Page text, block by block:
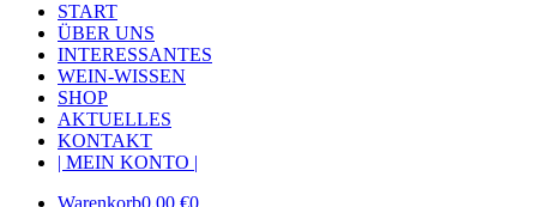
START
ÜBER UNS
INTERESSANTES
WEIN-WISSEN
SHOP
AKTUELLES
KONTAKT
| MEIN KONTO |
Warenkorb0,00 €0